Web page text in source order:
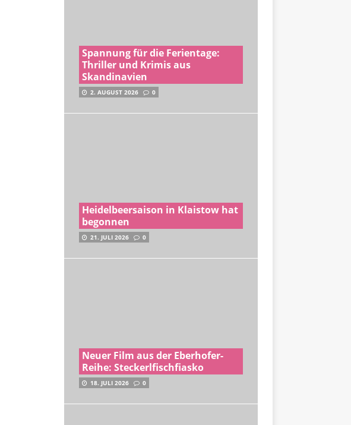
Spannung für die Ferientage:
Thriller und Krimis aus
Skandinavien
2. AUGUST 2026 0
Heidelbeersaison in Klaistow hat
begonnen
21. JULI 2026 0
Neuer Film aus der Eberhofer-
Reihe: Steckerlfischfiasko
18. JULI 2026 0